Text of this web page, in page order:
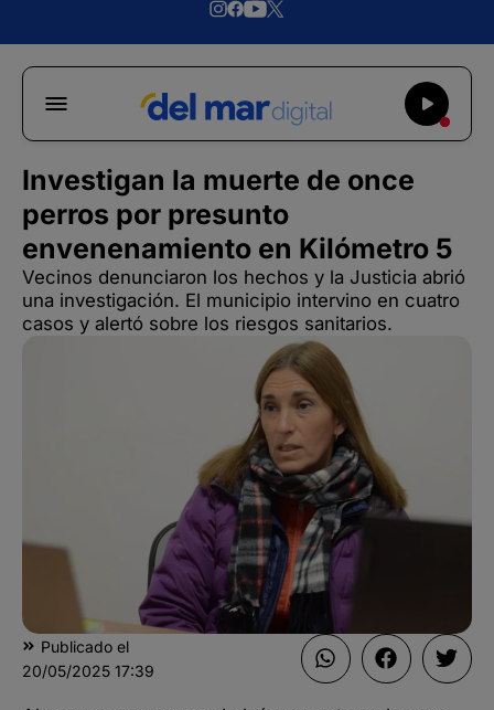
Investigan la muerte de once
perros por presunto
envenenamiento en Kilómetro 5
Vecinos denunciaron los hechos y la Justicia abrió
una investigación. El municipio intervino en cuatro
casos y alertó sobre los riesgos sanitarios.
Publicado el
20/05/2025 17:39